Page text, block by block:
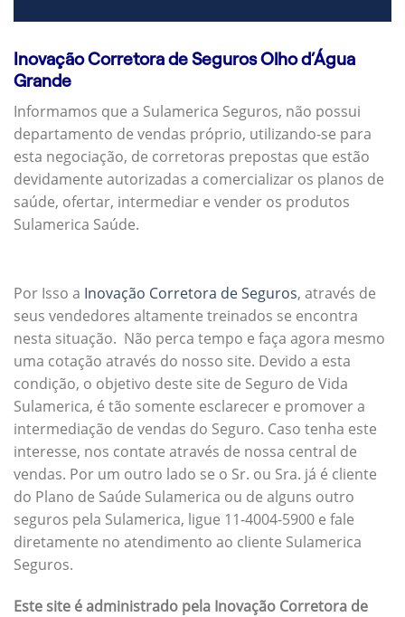
Inovação Corretora de Seguros Olho d’Água
Grande
Informamos que a Sulamerica Seguros, não possui
departamento de vendas próprio, utilizando-se para
esta negociação, de corretoras prepostas que estão
devidamente autorizadas a comercializar os planos de
saúde, ofertar, intermediar e vender os produtos
Sulamerica Saúde.
Por Isso a Inovação Corretora de Seguros, através de
seus vendedores altamente treinados se encontra
nesta situação. Não perca tempo e faça agora mesmo
uma cotação através do nosso site. Devido a esta
condição, o objetivo deste site de Seguro de Vida
Sulamerica, é tão somente esclarecer e promover a
intermediação de vendas do Seguro. Caso tenha este
interesse, nos contate através de nossa central de
vendas. Por um outro lado se o Sr. ou Sra. já é cliente
do Plano de Saúde Sulamerica ou de alguns outro
seguros pela Sulamerica, ligue 11-4004-5900 e fale
diretamente no atendimento ao cliente Sulamerica
Seguros.
Este site é administrado pela Inovação Corretora de